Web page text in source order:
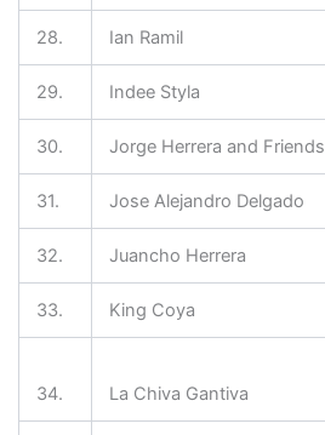
28. Ian Ramil
29. Indee Styla
30. Jorge Herrera and Friends
31. Jose Alejandro Delgado
32. Juancho Herrera
33. King Coya
34. La Chiva Gantiva